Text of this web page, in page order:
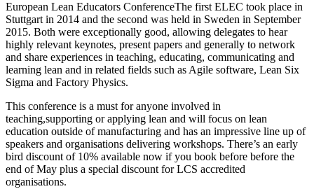
European Lean Educators ConferenceThe first ELEC took place in
Stuttgart in 2014 and the second was held in Sweden in September
2015. Both were exceptionally good, allowing delegates to hear
highly relevant keynotes, present papers and generally to network
and share experiences in teaching, educating, communicating and
learning lean and in related fields such as Agile software, Lean Six
Sigma and Factory Physics.
This conference is a must for anyone involved in
teaching,supporting or applying lean and will focus on lean
education outside of manufacturing and has an impressive line up of
speakers and organisations delivering workshops. There’s an early
bird discount of 10% available now if you book before before the
end of May plus a special discount for LCS accredited
organisations.